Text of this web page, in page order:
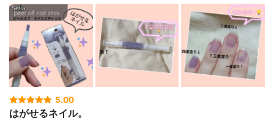
5.00
はがせるネイル。